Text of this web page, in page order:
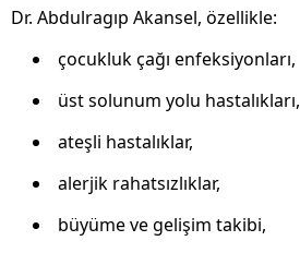
Dr. Abdulragıp Akansel, özellikle:
çocukluk çağı enfeksiyonları,
üst solunum yolu hastalıkları,
ateşli hastalıklar,
alerjik rahatsızlıklar,
büyüme ve gelişim takibi,